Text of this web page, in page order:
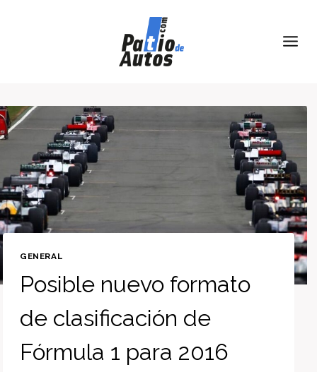
GENERAL
Posible nuevo formato
de clasificación de
Fórmula 1 para 2016